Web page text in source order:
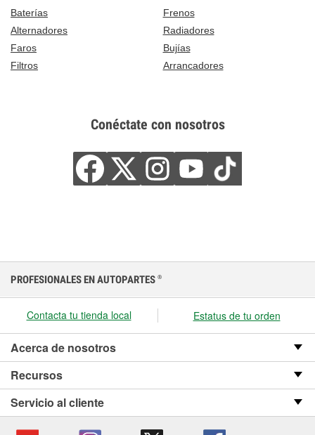
Baterías
Frenos
Alternadores
Radiadores
Faros
Bujías
Filtros
Arrancadores
Conéctate con nosotros
PROFESIONALES EN AUTOPARTES ®
Contacta tu tienda local Estatus de tu orden
Acerca de nosotros
Recursos
Servicio al cliente